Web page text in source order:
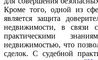
Кроме того, одной из
является защита
недвижимости, в
практическими
недвижимостью, что
сделок. С судебной